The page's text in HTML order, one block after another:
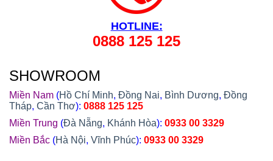
HOTLINE:
0888 125 125
SHOWROOM
Miền Nam (Hồ Chí Minh, Đồng Nai, Bình Dương, Đồng
Tháp, Cần Thơ): 0888 125 125
Miền Trung (Đà Nẵng, Khánh Hòa): 0933 00 3329
Miền Bắc (Hà Nội, Vĩnh Phúc): 0933 00 3329